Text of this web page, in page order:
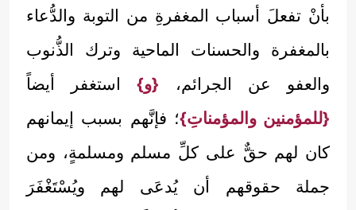
بأنْ تفعلَ أسباب المغفرةِ من التوبة والدُّعاء
بالمغفرة والحسنات الماحية وترك الذُّنوب
والعفو عن الجرائم، {و}استغفر أيضاً
{للمؤمنين والمؤمناتِ}؛ فإنَّهم بسبب إيمانهم
كان لهم حقٌّ على كلِّ مسلم ومسلمةٍ، ومن
جملة حقوقهم أن يُدعَى لهم ويُسْتَغْفَرَ